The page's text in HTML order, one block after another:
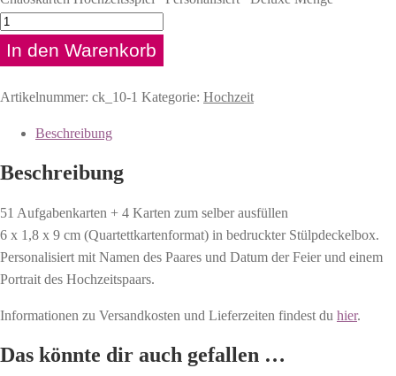
In den Warenkorb
Artikelnummer: ck_10-1 Kategorie: Hochzeit
Beschreibung
Beschreibung
51 Aufgabenkarten + 4 Karten zum selber ausfüllen
6 x 1,8 x 9 cm (Quartettkartenformat) in bedruckter Stülpdeckelbox.
Personalisiert mit Namen des Paares und Datum der Feier und einem
Portrait des Hochzeitspaars.
Informationen zu Versandkosten und Lieferzeiten findest du hier.
Das könnte dir auch gefallen …